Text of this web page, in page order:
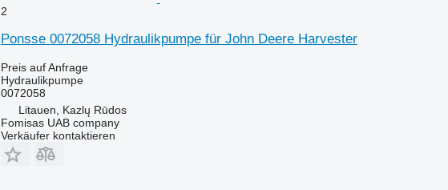
2
Ponsse 0072058 Hydraulikpumpe für John Deere Harvester
Preis auf Anfrage
Hydraulikpumpe
0072058
Litauen, Kazlų Rūdos
Fomisas UAB company
Verkäufer kontaktieren